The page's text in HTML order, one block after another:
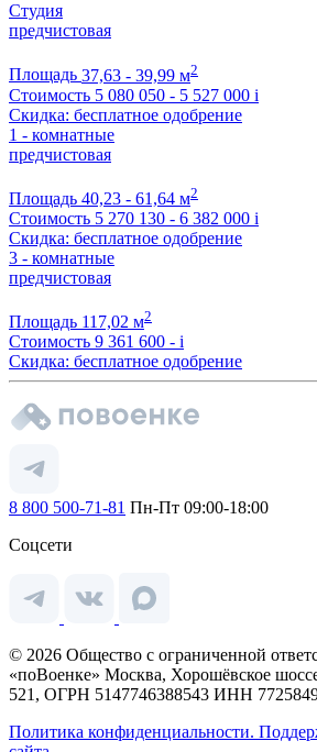
Студия
предчистовая
Площадь 37,63 - 39,99 м2
Стоимость 5 080 050 - 5 527 000 i
Скидка: бесплатное одобрение
1 - комнатные
предчистовая
Площадь 40,23 - 61,64 м2
Стоимость 5 270 130 - 6 382 000 i
Скидка: бесплатное одобрение
3 - комнатные
предчистовая
Площадь 117,02 м2
Стоимость 9 361 600 - i
Скидка: бесплатное одобрение
8 800 500-71-81 Пн-Пт 09:00-18:00
Соцсети
© 2026 Общество с ограниченной
«поВоенке» Москва, Хорошёвское
521, ОГРН 5147746388543 ИНН
Политика конфиденциальности.